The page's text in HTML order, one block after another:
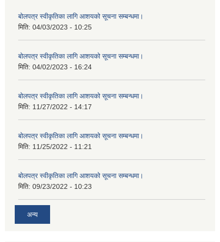
बोलपत्र स्वीकृतिका लागि आशयको सूचना सम्बन्धमा।
मिति: 04/03/2023 - 10:25
बोलपत्र स्वीकृतिका लागि आशयको सूचना सम्बन्धमा।
मिति: 04/02/2023 - 16:24
बोलपत्र स्वीकृतिका लागि आशयको सूचना सम्बन्धमा।
मिति: 11/27/2022 - 14:17
बोलपत्र स्वीकृतिका लागि आशयको सूचना सम्बन्धमा।
मिति: 11/25/2022 - 11:21
बोलपत्र स्वीकृतिका लागि आशयको सूचना सम्बन्धमा।
मिति: 09/23/2022 - 10:23
अन्य